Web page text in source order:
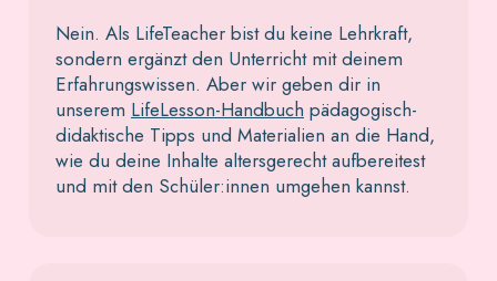
Nein. Als LifeTeacher bist du keine Lehrkraft,
sondern ergänzt den Unterricht mit deinem
Erfahrungswissen. Aber wir geben dir in
unserem LifeLesson-Handbuch pädagogisch-
didaktische Tipps und Materialien an die Hand,
wie du deine Inhalte altersgerecht aufbereitest
und mit den Schüler:innen umgehen kannst.